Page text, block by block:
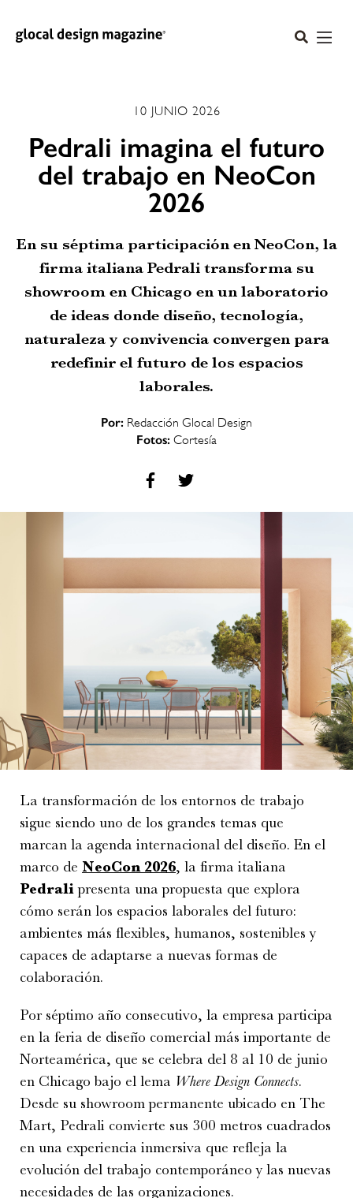
10 JUNIO 2026
Pedrali imagina el futuro
del trabajo en NeoCon
2026
En su séptima participación en NeoCon, la
firma italiana Pedrali transforma su
showroom en Chicago en un laboratorio
de ideas donde diseño, tecnología,
naturaleza y convivencia convergen para
redefinir el futuro de los espacios
laborales.
Por: Redacción Glocal Design
Fotos: Cortesía
La transformación de los entornos de trabajo
sigue siendo uno de los grandes temas que
marcan la agenda internacional del diseño. En el
marco de NeoCon 2026, la firma italiana
Pedralipresenta una propuesta que explora
cómo serán los espacios laborales del futuro:
ambientes más flexibles, humanos, sostenibles y
capaces de adaptarse a nuevas formas de
colaboración.
Por séptimo año consecutivo, la empresa participa
en la feria de diseño comercial más importante de
Norteamérica, que se celebra del 8 al 10 de junio
en Chicago bajo el lema Where Design Connects.
Desde su showroom permanente ubicado en The
Mart, Pedrali convierte sus 300 metros cuadrados
en una experiencia inmersiva que refleja la
evolución del trabajo contemporáneo y las nuevas
necesidades de las organizaciones.